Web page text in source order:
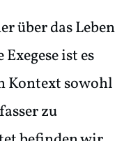
über das Leben
ist es
Kontext sowohl
zu